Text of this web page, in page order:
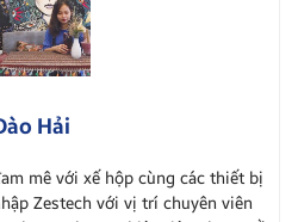
Hải
mê với xế hộp cùng các thiết bị
Zestech với vị trí chuyên viên